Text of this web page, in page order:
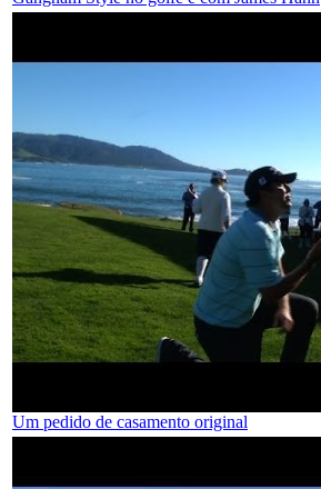
Um pedido de casamento original